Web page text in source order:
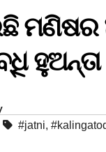
ହୁଅନ୍ତା
#jatni,